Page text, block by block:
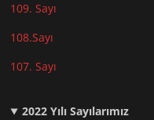
109. Sayı
108.Sayı
107. Sayı
2022 Yılı Sayılarımız